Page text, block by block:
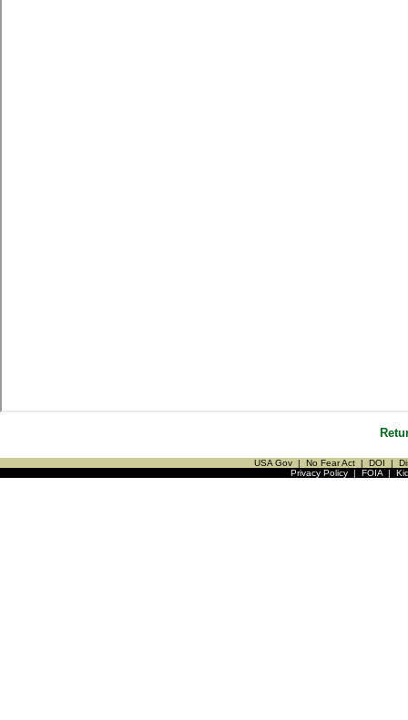
USA Gov | No Fear Act | DOI |
Privacy Policy| FOIA|